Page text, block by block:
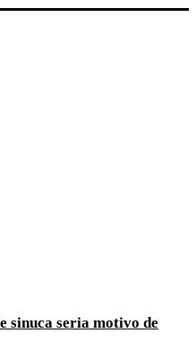
sinuca seria motivo de